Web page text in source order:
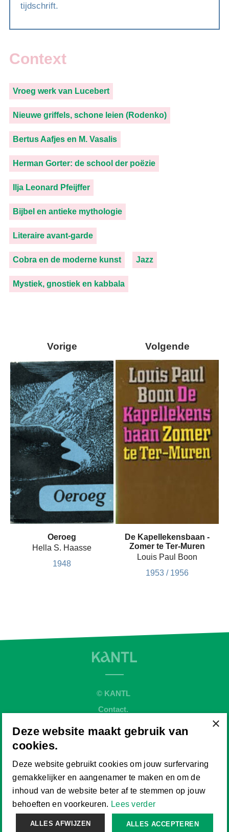
tijdschrift.
Context
Vroeg werk van Lucebert
Nieuwe griffels, schone leien (Rodenko)
Bertus Aafjes en M. Vasalis
Herman Gorter: de school der poëzie
Ilja Leonard Pfeijffer
Bijbel en antieke mythologie
Literaire avant-garde
Cobra en de moderne kunst Jazz
Mystiek, gnostiek en kabbala
Vorige
Oeroeg
Hella S. Haasse
1948
Volgende
De Kapellekensbaan -
Zomer te Ter-Muren
Louis Paul Boon
1953 / 1956
© KANTL
Contact.
Sitemap.
Cookiebeleid.
Website by
×
Deze website maakt gebruik van
cookies.
Deze website gebruikt cookies om jouw surfervaring
gemakkelijker en aangenamer te maken en om de
inhoud van de website beter af te stemmen op jouw
behoeften en voorkeuren. Lees verder
ALLES ACCEPTEREN
ALLES AFWIJZEN